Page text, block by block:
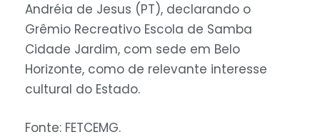
Andréia de Jesus (PT), declarando o
Grêmio Recreativo Escola de Samba
Cidade Jardim, com sede em Belo
Horizonte, como de relevante interesse
cultural do Estado.
Fonte: FETCEMG.